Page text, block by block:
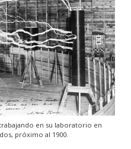
en su laboratorio en
próximo al 1900.